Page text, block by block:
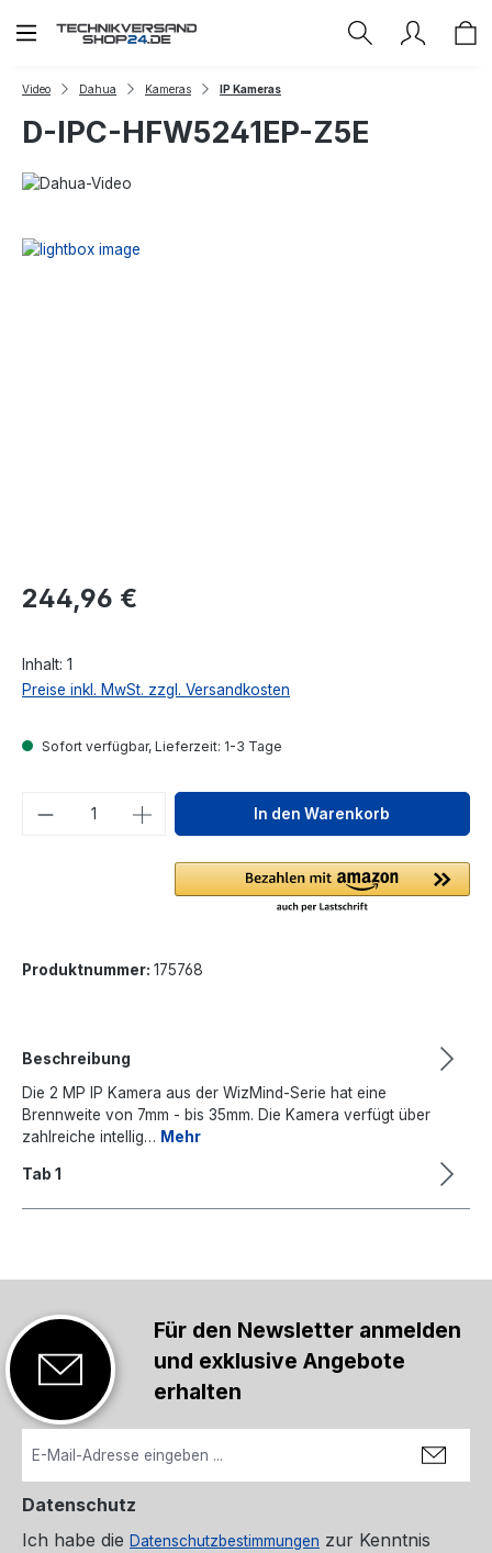
Zum Hauptinhalt springen
Video Dahua Kameras IP Kameras
D-IPC-HFW5241EP-Z5E
Regulärer Preis:
244,96 €
Inhalt: 1
Preise inkl. MwSt. zzgl. Versandkosten
Sofort verfügbar, Lieferzeit: 1-3 Tage
Produkt Anzahl: Gib denIn den Warenkorb
Produktnummer: 175768
Beschreibung
Die 2 MP IP Kamera aus der WizMind-Serie hat eine
Brennweite von 7mm - bis 35mm. Die Kamera verfügt über
zahlreiche intellig… Mehr
Tab 1
Für den Newsletter anmelden
und exklusive Angebote
erhalten
Datenschutz
Ich habe die Datenschutzbestimmungen zur Kenntnis